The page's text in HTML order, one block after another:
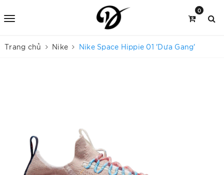
0
Trang chủ Nike Nike Space Hippie 01 'Dưa Gang'